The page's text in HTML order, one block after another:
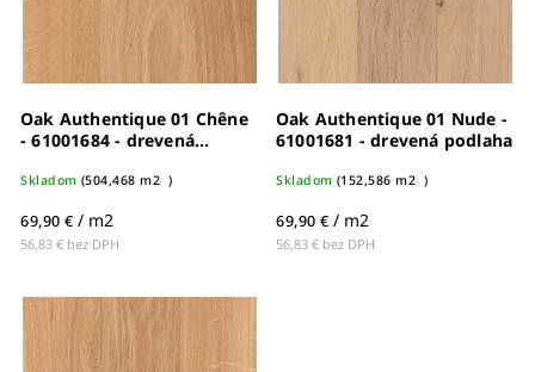
Oak Authentique 01 Chêne
- 61001684 - drevená
Skladom (504,468 m2 )
56,83 € bez DPH
69,90 € / m2
Oak Authentique 01 Nude -
61001681 - drevená podlaha
Skladom (152,586 m2 )
56,83 € bez DPH
69,90 € / m2